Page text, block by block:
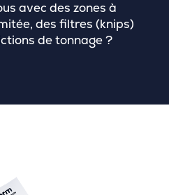
avec des zones à
des filtres (knips)
de tonnage ?